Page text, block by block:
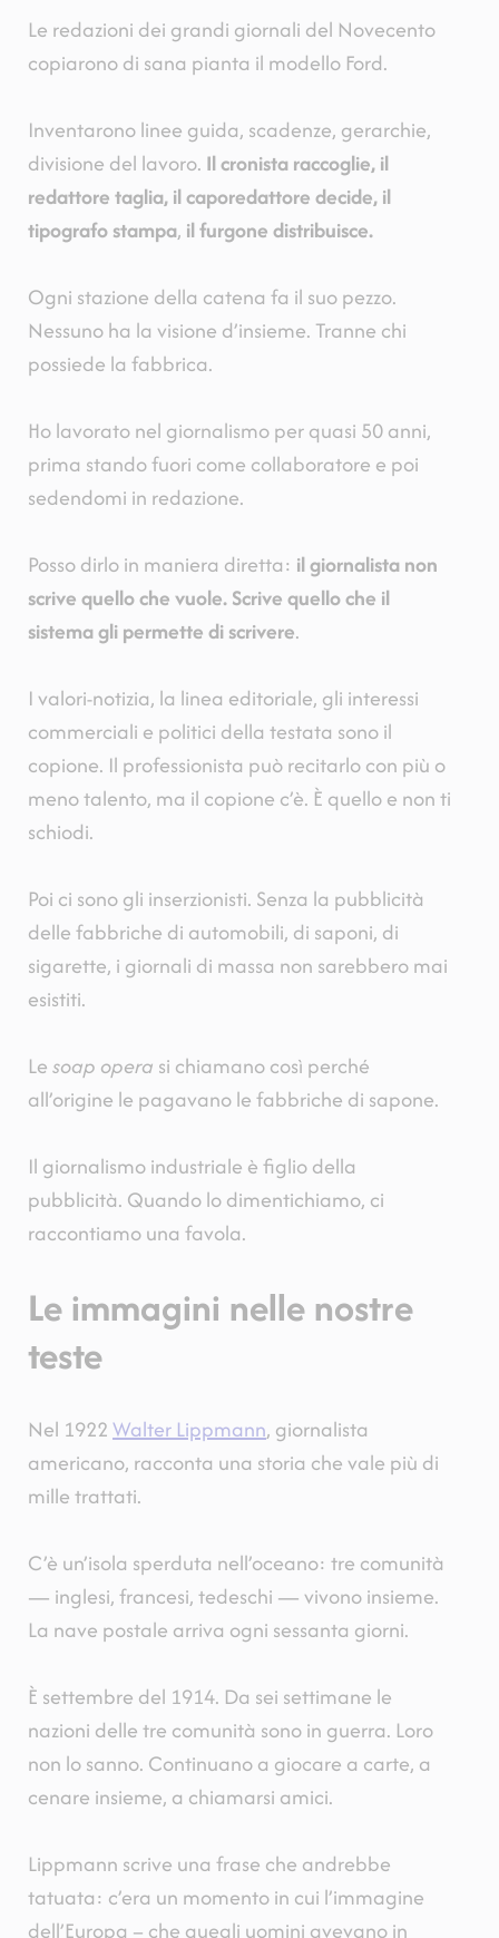
Le redazioni dei grandi giornali del Novecento
copiarono di sana pianta il modello Ford.
Inventarono linee guida, scadenze, gerarchie,
divisione del lavoro. Il cronista raccoglie, il
redattore taglia, il caporedattore decide, il
tipografo stampa, il furgone distribuisce.
Ogni stazione della catena fa il suo pezzo.
Nessuno ha la visione d’insieme. Tranne chi
possiede la fabbrica.
Ho lavorato nel giornalismo per quasi 50 anni,
prima stando fuori come collaboratore e poi
sedendomi in redazione.
Posso dirlo in maniera diretta: il giornalista non
scrive quello che vuole. Scrive quello che il
sistema gli permette di scrivere.
I valori-notizia, la linea editoriale, gli interessi
commerciali e politici della testata sono il
copione. Il professionista può recitarlo con più o
meno talento, ma il copione c’è. È quello e non ti
schiodi.
Poi ci sono gli inserzionisti. Senza la pubblicità
delle fabbriche di automobili, di saponi, di
sigarette, i giornali di massa non sarebbero mai
esistiti.
Lesoap opera si chiamano così perché
all’origine le pagavano le fabbriche di sapone.
Il giornalismo industriale è figlio della
pubblicità. Quando lo dimentichiamo, ci
raccontiamo una favola.
Le immagini nelle nostre
teste
Nel 1922Walter Lippmann, giornalista
americano, racconta una storia che vale più di
mille trattati.
C’è un’isola sperduta nell’oceano: tre comunità
— inglesi, francesi, tedeschi — vivono insieme.
La nave postale arriva ogni sessanta giorni.
È settembre del 1914. Da sei settimane le
nazioni delle tre comunità sono in guerra. Loro
non lo sanno. Continuano a giocare a carte, a
cenare insieme, a chiamarsi amici.
Lippmann scrive una frase che andrebbe
tatuata: c’era un momento in cui l’immagine
dell’Europa – che quegli uomini avevano in